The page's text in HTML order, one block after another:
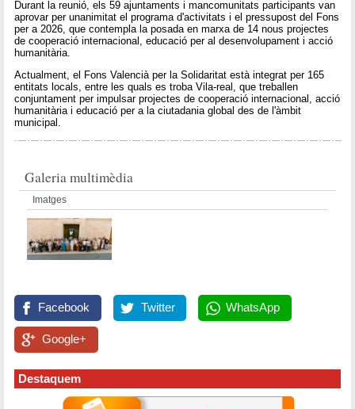
Durant la reunió, els 59 ajuntaments i mancomunitats participants van
aprovar per unanimitat el programa d'activitats i el pressupost del Fons
per a 2026, que contempla la posada en marxa de 14 nous projectes
de cooperació internacional, educació per al desenvolupament i acció
humanitària.
Actualment, el Fons Valencià per la Solidaritat està integrat per 165
entitats locals, entre les quals es troba Vila-real, que treballen
conjuntament per impulsar projectes de cooperació internacional, acció
humanitària i educació per a la ciutadania global des de l'àmbit
municipal.
Galeria multimèdia
Imatges
Facebook Twitter WhatsApp
Google+
Destaquem